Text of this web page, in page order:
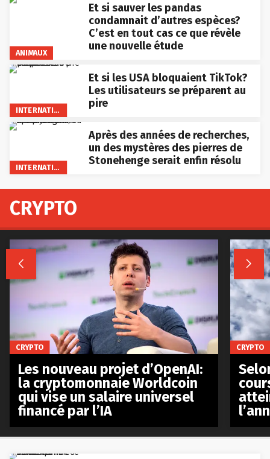
ANIMAUX
Et si sauver les pandas
condamnait d’autres espèces?
C’est en tout cas ce que révèle
une nouvelle étude
INTERNATIONAL
Et si les USA bloquaient TikTok?
Les utilisateurs se préparent au
pire
INTERNATIONAL
Après des années de recherches,
un des mystères des pierres de
Stonehenge serait enfin résolu
CRYPTO
 
CRYPTO
Les nouveau projet d’OpenAI:
la cryptomonnaie Worldcoin
qui vise un salaire universel
financé par l’IA
CRYPTO